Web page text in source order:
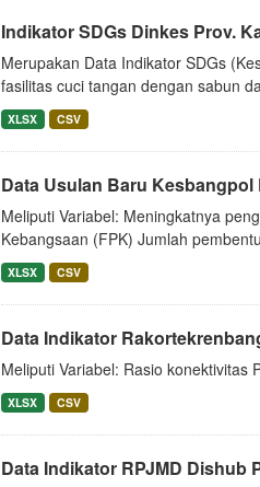
Indikator SDGs Dinkes Prov.
Merupakan Data Indikator SDGs
fasilitas cuci tangan dengan sabun
XLSX CSV
Data Usulan Baru Kesbangpol
Meliputi Variabel: Meningkatnya
Kebangsaan (FPK) Jumlah
XLSX CSV
Data Indikator
Meliputi Variabel: Rasio konektivitas
XLSX CSV
Data Indikator RPJMD Dishub